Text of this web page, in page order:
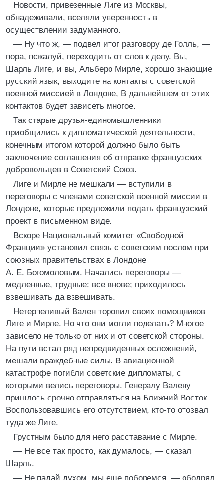
Новости, привезенные Лиге из Москвы,
обнадеживали, вселяли уверенность в
осуществлении задуманного.
— Ну что ж, — подвел итог разговору де Голль, —
пора, пожалуй, переходить от слов к делу. Вы,
Шарль Лиге, и вы, Альберо Мирле, хорошо знающие
русский язык, выходите на контакты с советской
военной миссией в Лондоне, В дальнейшем от этих
контактов будет зависеть многое.
Так старые друзья-единомышленники
приобщились к дипломатической деятельности,
конечным итогом которой должно было быть
заключение соглашения об отправке французских
добровольцев в Советский Союз.
Лиге и Мирле не мешкали — вступили в
переговоры с членами советской военной миссии в
Лондоне, которые предложили подать французский
проект в письменном виде.
Вскоре Национальный комитет «Свободной
Франции» установил связь с советским послом при
союзных правительствах в Лондоне
А. Е. Богомоловым. Начались переговоры —
медленные, трудные: все внове; приходилось
взвешивать да взвешивать.
Нетерпеливый Вален торопил своих помощников
Лиге и Мирле. Но что они могли поделать? Многое
зависело не только от них и от советской стороны.
На пути встал ряд непредвиденных осложнений,
мешали враждебные силы. В авиационной
катастрофе погибли советские дипломаты, с
которыми велись переговоры. Генералу Валену
пришлось срочно отправляться на Ближний Восток.
Воспользовавшись его отсутствием, кто-то отозвал
туда же Лиге.
Грустным было для него расставание с Мирле.
— Не все так просто, как думалось, — сказал
Шарль.
— Не падай духом, мы еще поборемся, — ободрял